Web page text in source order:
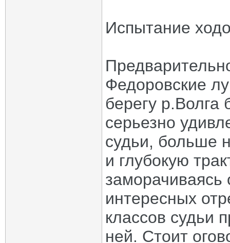
Испытание
Федоровские
берегу р.Волга
серьезно
судьи, больше
и глубокую
заморачиваясь
интересных
классов судьи
ней. Стоит